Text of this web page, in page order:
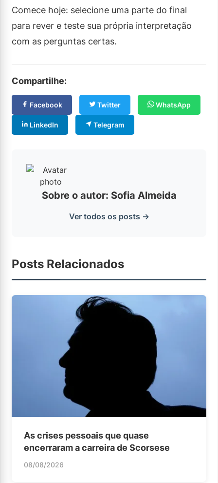
Comece hoje: selecione uma parte do final
para rever e teste sua própria interpretação
com as perguntas certas.
Compartilhe:
Facebook Twitter WhatsApp
LinkedIn Telegram
Sobre o autor: Sofia Almeida
Ver todos os posts →
Posts Relacionados
As crises pessoais que quase
encerraram a carreira de Scorsese
08/08/2026